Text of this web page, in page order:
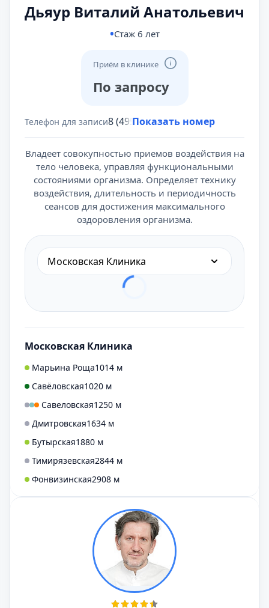
Дьяур Виталий Анатольевич
Стаж 6 лет
Приём в клинике
По запросу
Телефон для записи8 (495) 431-69-47
Показать номер
Владеет совокупностью приемов воздействия на
тело человека, управляя функциональными
состояниями организма. Определяет технику
воздействия, длительность и периодичность
сеансов для достижения максимального
оздоровления организма.
Московская Клиника
Московская Клиника
Марьина Роща1014 м
Савёловская1020 м
Савеловская1250 м
Дмитровская1634 м
Бутырская1880 м
Тимирязевская2844 м
Фонвизинская2908 м